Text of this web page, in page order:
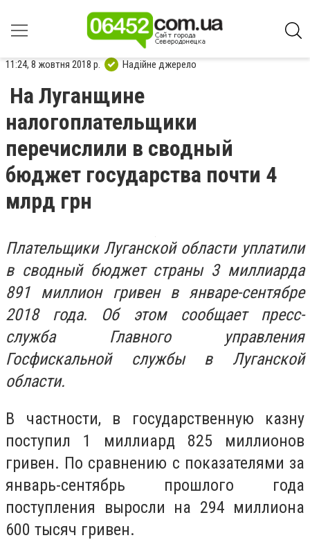
11:24, 8 жовтня 2018 р. Надійне джерело
На Луганщине
налогоплательщики
перечислили в сводный
бюджет государства почти 4
млрд грн
Плательщики Луганской области уплатили
в сводный бюджет страны 3 миллиарда
891 миллион гривен в январе-сентябре
2018 года. Об этом сообщает пресс-
служба Главного управления
Госфискальной службы в Луганской
области.
В частности, в государственную казну
поступил 1 миллиард 825 миллионов
гривен. По сравнению с показателями за
январь-сентябрь прошлого года
поступления выросли на 294 миллиона
600 тысяч гривен.